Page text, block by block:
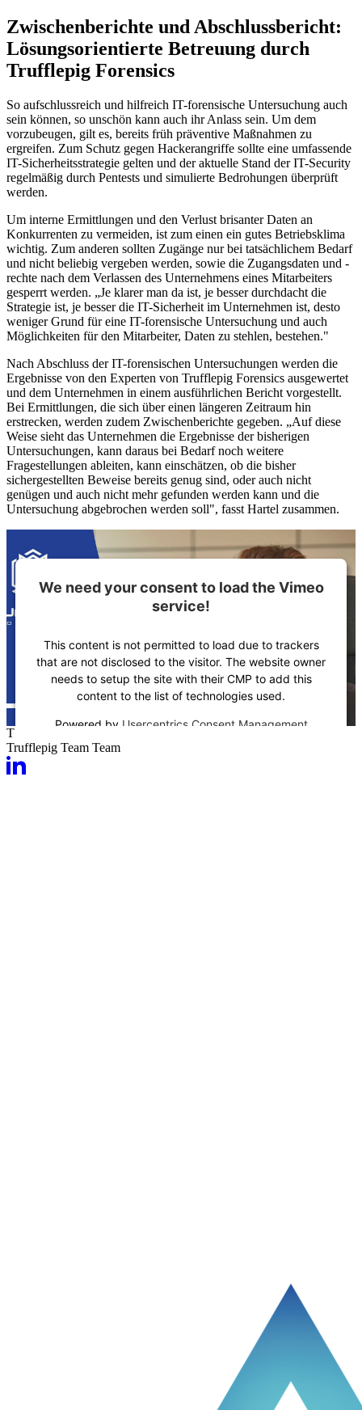
Zwischenberichte und Abschlussbericht:
Lösungsorientierte Betreuung durch
Trufflepig Forensics
So aufschlussreich und hilfreich IT-forensische Untersuchung auch
sein können, so unschön kann auch ihr Anlass sein. Um dem
vorzubeugen, gilt es, bereits früh präventive Maßnahmen zu
ergreifen. Zum Schutz gegen Hackerangriffe sollte eine umfassende
IT-Sicherheitsstrategie gelten und der aktuelle Stand der IT-Security
regelmäßig durch Pentests und simulierte Bedrohungen überprüft
werden.
Um interne Ermittlungen und den Verlust brisanter Daten an
Konkurrenten zu vermeiden, ist zum einen ein gutes Betriebsklima
wichtig. Zum anderen sollten Zugänge nur bei tatsächlichem Bedarf
und nicht beliebig vergeben werden, sowie die Zugangsdaten und -
rechte nach dem Verlassen des Unternehmens eines Mitarbeiters
gesperrt werden. „Je klarer man da ist, je besser durchdacht die
Strategie ist, je besser die IT-Sicherheit im Unternehmen ist, desto
weniger Grund für eine IT-forensische Untersuchung und auch
Möglichkeiten für den Mitarbeiter, Daten zu stehlen, bestehen."
Nach Abschluss der IT-forensischen Untersuchungen werden die
Ergebnisse von den Experten von Trufflepig Forensics ausgewertet
und dem Unternehmen in einem ausführlichen Bericht vorgestellt.
Bei Ermittlungen, die sich über einen längeren Zeitraum hin
erstrecken, werden zudem Zwischenberichte gegeben. „Auf diese
Weise sieht das Unternehmen die Ergebnisse der bisherigen
Untersuchungen, kann daraus bei Bedarf noch weitere
Fragestellungen ableiten, kann einschätzen, ob die bisher
sichergestellten Beweise bereits genug sind, oder auch nicht
genügen und auch nicht mehr gefunden werden kann und die
Untersuchung abgebrochen werden soll", fasst Hartel zusammen.
We need your consent to load the Vimeo
service!
This content is not permitted to load due to trackers
that are not disclosed to the visitor. The website owner
needs to setup the site with their CMP to add this
content to the list of technologies used.
Powered by Usercentrics Consent Management
T
Trufflepig Team Team